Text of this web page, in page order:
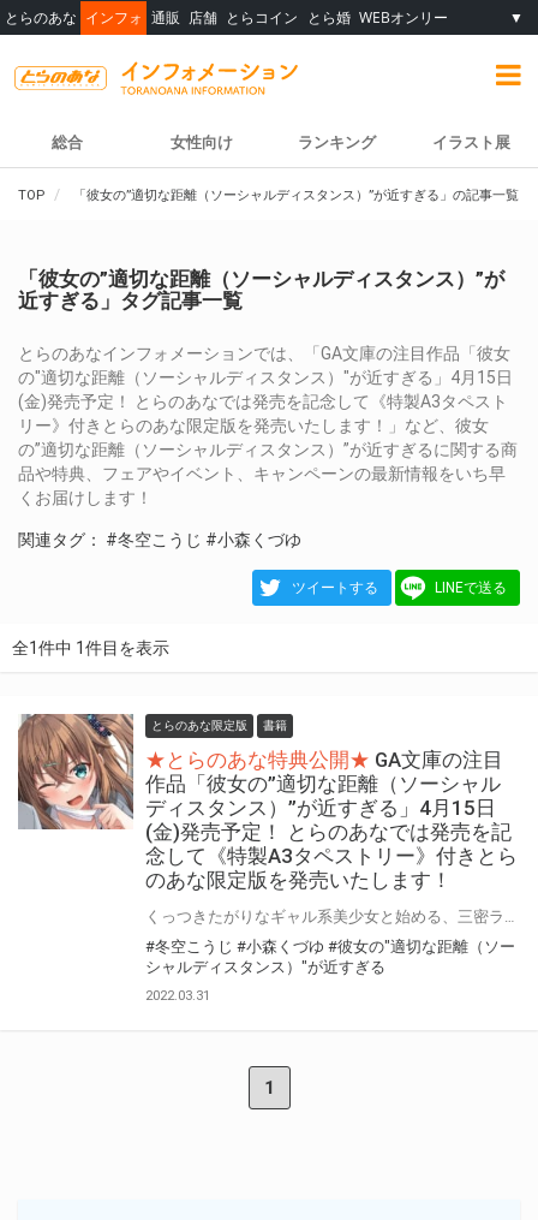
とらのあな インフォ 通販 店舗 とらコイン とら婚 WEBオンリー ▼
総合 女性向け ランキング イラスト展
TOP 「彼女の”適切な距離（ソーシャルディスタンス）”が近すぎる」の記事一覧
「彼女の”適切な距離（ソーシャルディスタンス）”が
近すぎる」タグ記事一覧
とらのあなインフォメーションでは、「GA文庫の注目作品「彼女
の"適切な距離（ソーシャルディスタンス）"が近すぎる」4月15日
(金)発売予定！ とらのあなでは発売を記念して《特製A3タペスト
リー》付きとらのあな限定版を発売いたします！」など、彼女
の”適切な距離（ソーシャルディスタンス）”が近すぎるに関する商
品や特典、フェアやイベント、キャンペーンの最新情報をいち早
くお届けします！
関連タグ： #冬空こうじ #小森くづゆ
ツイートする LINEで送る
全1件中 1件目を表示
とらのあな限定版 書籍
★とらのあな特典公開★ GA文庫の注目
作品「彼女の”適切な距離（ソーシャル
ディスタンス）”が近すぎる」4月15日
(金)発売予定！ とらのあなでは発売を記
念して《特製A3タペストリー》付きとら
のあな限定版を発売いたします！
#冬空こうじ #小森くづゆ #彼女の"適切な距離（ソー
シャルディスタンス）"が近すぎる
2022.03.31
1